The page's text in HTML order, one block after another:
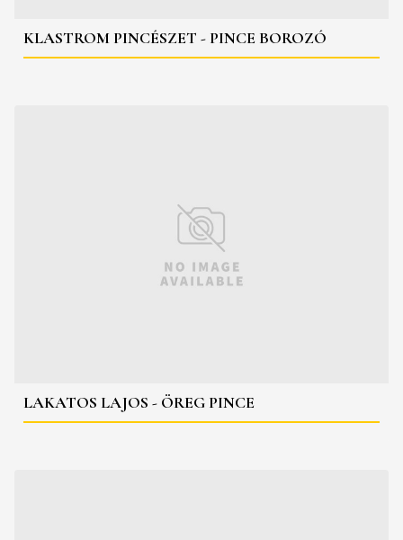
KLASTROM PINCÉSZET - PINCE BOROZÓ
LAKATOS LAJOS - ÖREG PINCE